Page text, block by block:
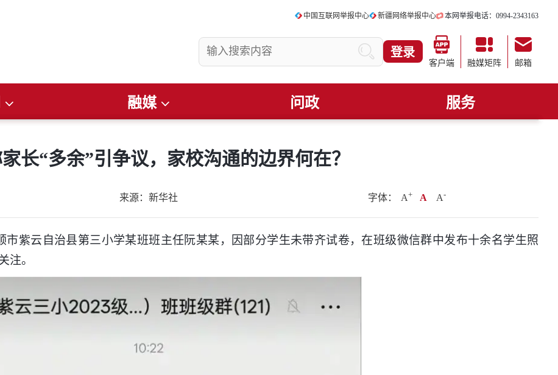
中国互联网举报中心 新疆网络举报中心 本网举报电话：0994-2343163
登录
客户端 融媒矩阵 邮箱
融媒 问政 服务
长“多余”引争议，家校沟通的边界何在？
来源：新华社 字体： A+ A A-
云自治县第三小学某班班主任阮某某，因部分学生未带齐试卷，在班级微信群中发布十余名学生照
注。